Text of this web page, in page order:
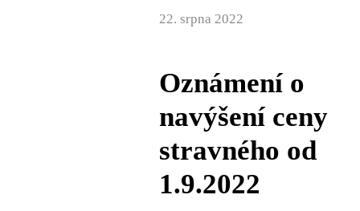
22. srpna 2022
Oznámení o
navýšení ceny
stravného od
1.9.2022